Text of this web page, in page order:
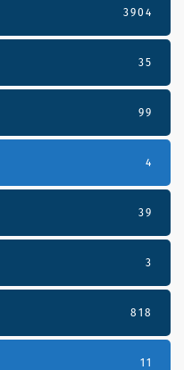
3904
35
99
4
39
3
818
11